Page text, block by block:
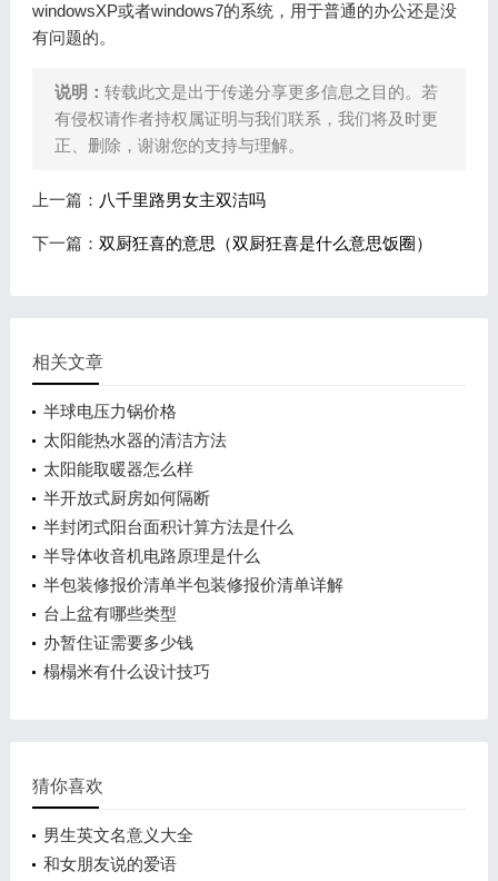
windowsXP或者windows7的系统，用于普通的办公还是没
有问题的。
说明： 转载此文是出于传递分享更多信息之目的。若
有侵权请作者持权属证明与我们联系，我们将及时更
正、删除，谢谢您的支持与理解。
上一篇： 八千里路男女主双洁吗
下一篇： 双厨狂喜的意思（双厨狂喜是什么意思饭圈）
相关文章
半球电压力锅价格
太阳能热水器的清洁方法
太阳能取暖器怎么样
半开放式厨房如何隔断
半封闭式阳台面积计算方法是什么
半导体收音机电路原理是什么
半包装修报价清单半包装修报价清单详解
台上盆有哪些类型
办暂住证需要多少钱
榻榻米有什么设计技巧
猜你喜欢
男生英文名意义大全
和女朋友说的爱语